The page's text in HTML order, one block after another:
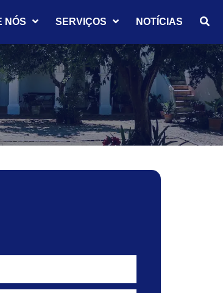
NÓS SERVIÇOS NOTÍCIAS 